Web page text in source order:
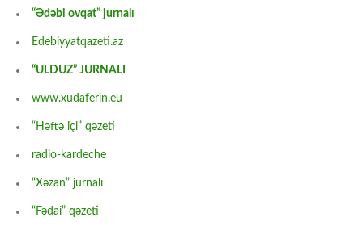
“Ədəbi ovqat” jurnalı
Edebiyyatqazeti.az
“ULDUZ” JURNALI
www.xudaferin.eu
“Həftə içi” qəzeti
radio-kardeche
“Xəzan” jurnalı
“Fədai” qəzeti